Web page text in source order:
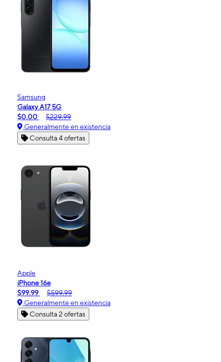
Samsung
Galaxy A17 5G
$0.00
$229.99
Generalmente en existencia
Consulta 4 ofertas
Apple
iPhone 16e
$99.99
$599.99
Generalmente en existencia
Consulta 2 ofertas